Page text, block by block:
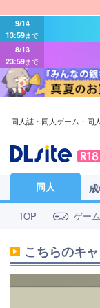
13:59まで
8/13
23:59まで
同人誌・同人ゲーム・同
同人
TOP ゲーム
こちらのキ